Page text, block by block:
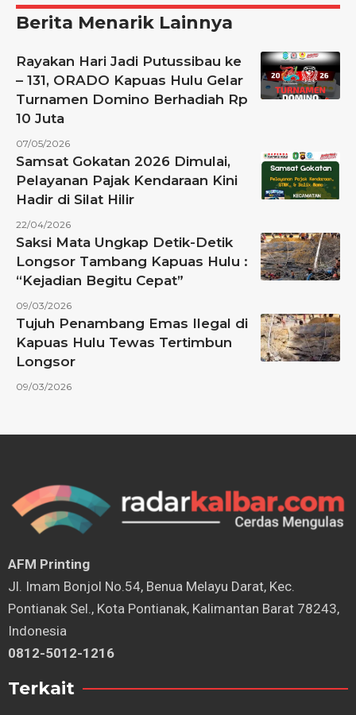
Berita Menarik Lainnya
Rayakan Hari Jadi Putussibau ke
– 131, ORADO Kapuas Hulu Gelar
Turnamen Domino Berhadiah Rp
10 Juta
07/05/2026
Samsat Gokatan 2026 Dimulai,
Pelayanan Pajak Kendaraan Kini
Hadir di Silat Hilir
22/04/2026
Saksi Mata Ungkap Detik-Detik
Longsor Tambang Kapuas Hulu :
“Kejadian Begitu Cepat”
09/03/2026
Tujuh Penambang Emas Ilegal di
Kapuas Hulu Tewas Tertimbun
Longsor
09/03/2026
AFM Printing
⁠Jl. Imam Bonjol No.54, Benua Melayu Darat, Kec.
Pontianak Sel., Kota Pontianak, Kalimantan Barat 78243,
Indonesia
0812-5012-1216
Terkait